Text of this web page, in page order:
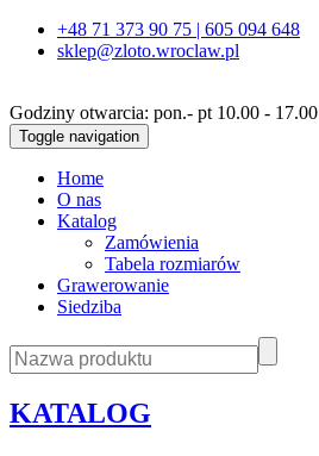
+48 71 373 90 75 | 605 094 648
sklep@zloto.wroclaw.pl
Godziny otwarcia: pon.- pt 10.00 - 17.00
Toggle navigation
Home
O nas
Katalog
Zamówienia
Tabela rozmiarów
Grawerowanie
Siedziba
KATALOG